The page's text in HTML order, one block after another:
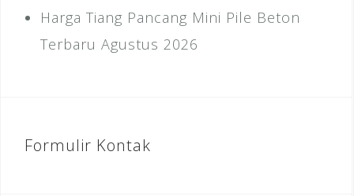
Harga Tiang Pancang Mini Pile Beton
Terbaru Agustus 2026
Formulir Kontak